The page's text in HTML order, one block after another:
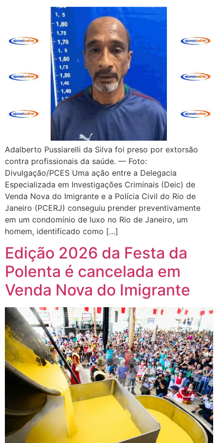
Adalberto Pussiarelli da Silva foi preso por extorsão
contra profissionais da saúde. — Foto:
Divulgação/PCES Uma ação entre a Delegacia
Especializada em Investigações Criminais (Deic) de
Venda Nova do Imigrante e a Polícia Civil do Rio de
Janeiro (PCERJ) conseguiu prender preventivamente
em um condomínio de luxo no Rio de Janeiro, um
homem, identificado como […]
Edição 2026 da Festa da
Polenta é cancelada em
Venda Nova do Imigrante